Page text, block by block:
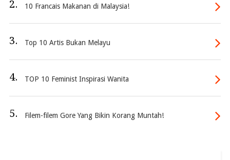
2. 10 Francais Makanan di Malaysia!
3. Top 10 Artis Bukan Melayu
4. TOP 10 Feminist Inspirasi Wanita
5. Filem-filem Gore Yang Bikin Korang Muntah!